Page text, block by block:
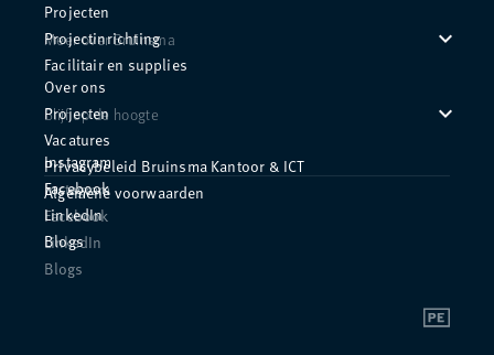
Projecten
Projectinrichting
Facilitair en supplies
Meer over Bruinsma expand_more
Over ons
Projecten
Vacatures
Privacybeleid Bruinsma Kantoor & ICT
Algemene voorwaarden
Blijf op de hoogte expand_more
Instagram
Facebook
LinkedIn
Blogs
Instagram
Facebook
LinkedIn
Blogs